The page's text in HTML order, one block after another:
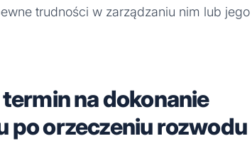
trudności w zarządzaniu nim lub jego
na dokonanie
po orzeczeniu rozwodu